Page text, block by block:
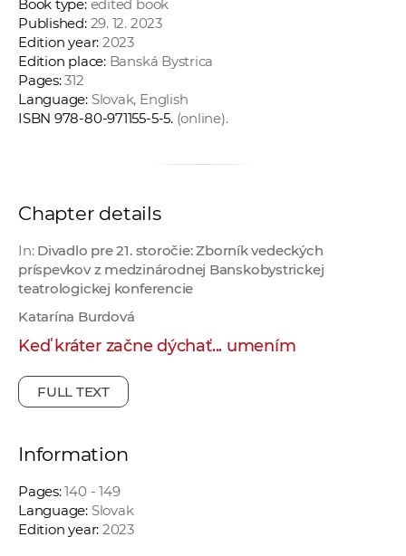
Book type:edited book
Published:29. 12. 2023
Edition year: 2023
Edition place:Banská Bystrica
Pages:312
Language:Slovak, English
ISBN 978-80-971155-5-5. (online).
Chapter details
In: Divadlo pre 21. storočie: Zborník vedeckých
príspevkov z medzinárodnej Banskobystrickej
teatrologickej konferencie
Katarína Burdová
Keď kráter začne dýchať... umením
FULL TEXT
Information
Pages:140 - 149
Language:Slovak
Edition year: 2023